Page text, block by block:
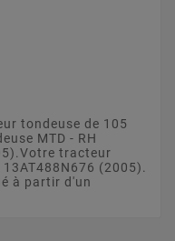
tondeuse de 105
MTD - RH
tracteur
(2005).
à partir d'un